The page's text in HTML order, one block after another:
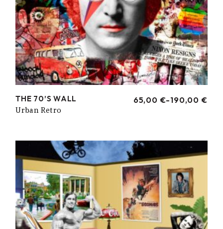
THE 70’S WALL 65,00 €-190,00 €
RANGO
HASTA
190,00 €
Urban Retro